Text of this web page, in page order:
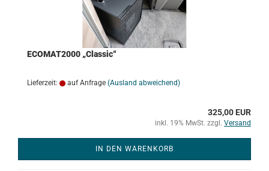
ECOMAT2000 „Classic“
Lieferzeit: auf Anfrage (Ausland abweichend)
325,00 EUR
inkl. 19% MwSt. zzgl. Versand
IN DEN WARENKORB